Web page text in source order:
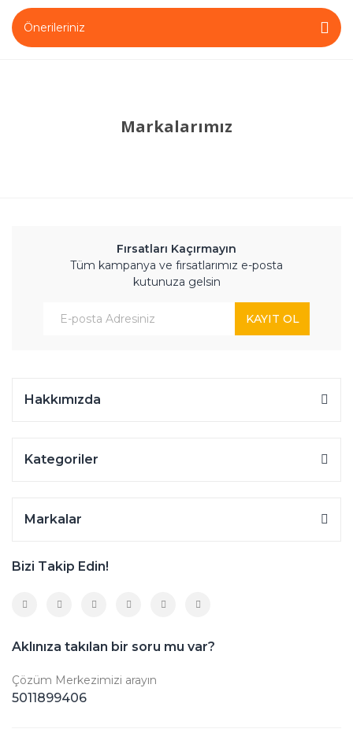
Önerileriniz
Markalarımız
Fırsatları Kaçırmayın
Tüm kampanya ve fırsatlarımız e-posta
kutunuza gelsin
KAYIT OL
Hakkımızda
Kategoriler
Markalar
Bizi Takip Edin!
Aklınıza takılan bir soru mu var?
Çözüm Merkezimizi arayın
5011899406